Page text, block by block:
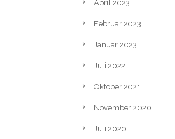
April 2023
Februar 2023
Januar 2023
Juli 2022
Oktober 2021
November 2020
Juli 2020